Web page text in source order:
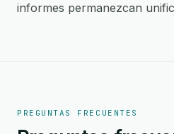
informes permanezcan
PREGUNTAS FRECUENTES